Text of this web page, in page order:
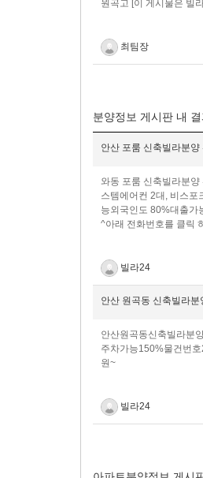
원곡고 ​[이 게시물은 빌
최팀장
분양정보 게시판 내
안산 포룸 신축빌라분양
와동 포룸 신축빌라분양
스템에어컨 2대, 비스
능외국인도 80%대출가
^아래 전화번호를 클릭
빌라24
안산 원곡동 신축빌라
안산원곡동신축빌라분
주차가능150%​물건번
원~
빌라24